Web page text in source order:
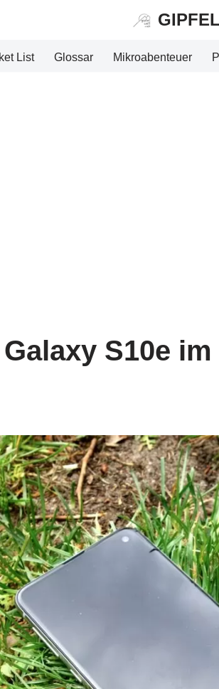
List Glossar Mikroabenteuer
S10e